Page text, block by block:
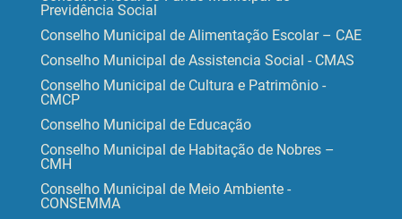
Previdência Social
Conselho Municipal de Alimentação Escolar – CAE
Conselho Municipal de Assistencia Social - CMAS
Conselho Municipal de Cultura e Patrimônio -
CMCP
Conselho Municipal de Educação
Conselho Municipal de Habitação de Nobres –
CMH
Conselho Municipal de Meio Ambiente -
CONSEMMA